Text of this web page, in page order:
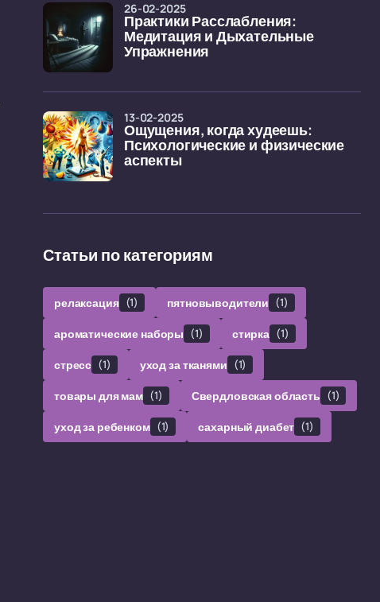
Практики Расслабления:
Медитация и Дыхательные
Упражнения
26-02-2025
Ощущения, когда худеешь:
Психологические и физические
аспекты
13-02-2025
Статьи по категориям
релаксация (1) пятновыводители (1)
ароматические наборы (1) стирка (1)
стресс (1) уход за тканями (1)
товары для мам (1) Свердловская область (1)
уход за ребенком (1) сахарный диабет (1)